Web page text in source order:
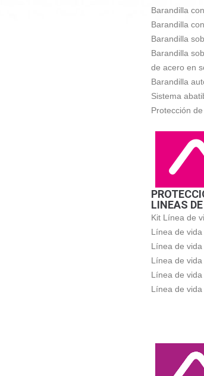
Barandilla
Barandilla
Barandilla
Barandilla
de acero en
Barandilla
Sistema
Protección
LINEAS
Kit Línea de
Línea de
Línea de
Línea de
Línea de
Línea de vida